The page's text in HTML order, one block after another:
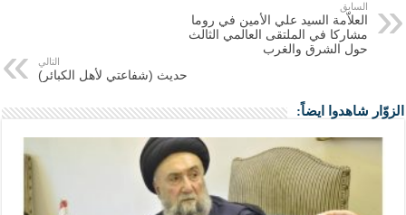
السابق
العلاّمة السيد علي الأمين في روما
مشاركا في الملتقى العالمي الثالث
حول الشرق والغرب
التالي
حديث (شفاعتي لأهل الكبائر)
الزوّار شاهدوا ايضاً: